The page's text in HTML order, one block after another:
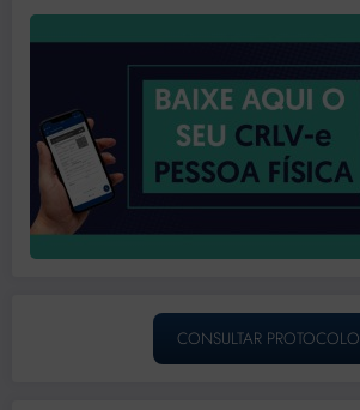
CONSULTAR PROTOCOLO